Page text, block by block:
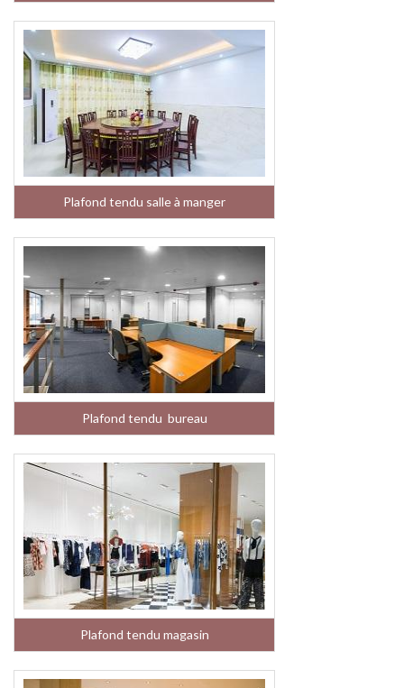
Plafond tendu salle à manger
Plafond tendu bureau
Plafond tendu magasin